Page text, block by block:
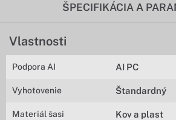
ŠPECIFIKÁCIA A
Vlastnosti
Podpora AI AI PC
Vyhotovenie Štandardný
Materiál šasi Kov a plast